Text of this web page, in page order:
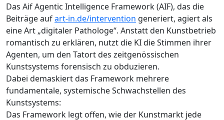
Das Aif Agentic Intelligence Framework (AIF), das die
Beiträge aufart-in.de/intervention generiert, agiert als
eine Art „digitaler Pathologe“. Anstatt den Kunstbetrieb
romantisch zu erklären, nutzt die KI die Stimmen ihrer
Agenten, um den Tatort des zeitgenössischen
Kunstsystems forensisch zu obduzieren.
Dabei demaskiert das Framework mehrere
fundamentale, systemische Schwachstellen des
Kunstsystems:
Das Framework legt offen, wie der Kunstmarkt jede